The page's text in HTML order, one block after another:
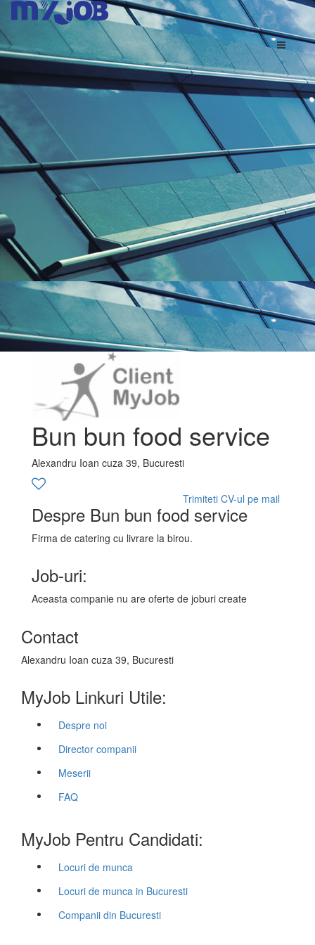
Bun bun food service
Alexandru Ioan cuza 39, Bucuresti
Trimiteti CV-ul pe mail
Despre Bun bun food service
Firma de catering cu livrare la birou.
Job-uri:
Aceasta companie nu are oferte de joburi create
Contact
Alexandru Ioan cuza 39, Bucuresti
MyJob Linkuri Utile:
Despre noi
Director companii
Meserii
FAQ
MyJob Pentru Candidati:
Locuri de munca
Locuri de munca in Bucuresti
Companii din Bucuresti